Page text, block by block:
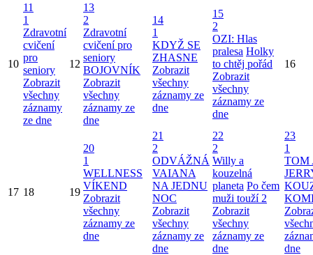
10
11
1
Zdravotní
cvičení
pro
seniory
Zobrazit
všechny
záznamy
ze dne
12
13
2
Zdravotní
cvičení pro
seniory
BOJOVNÍK
Zobrazit
všechny
záznamy ze
dne
14
1
KDYŽ SE
ZHASNE
Zobrazit
všechny
záznamy ze
dne
15
2
OZI: Hlas
pralesa Holky
to chtěj pořád
Zobrazit
všechny
záznamy ze
dne
16
17 18 19
20
1
WELLNESS
VÍKEND
Zobrazit
všechny
záznamy ze
dne
21
2
ODVÁŽNÁ
VAIANA
NA JEDNU
NOC
Zobrazit
všechny
záznamy ze
dne
22
2
Willy a
kouzelná
planeta Po čem
muži touží 2
Zobrazit
všechny
záznamy ze
dne
23
1
TOM
dne